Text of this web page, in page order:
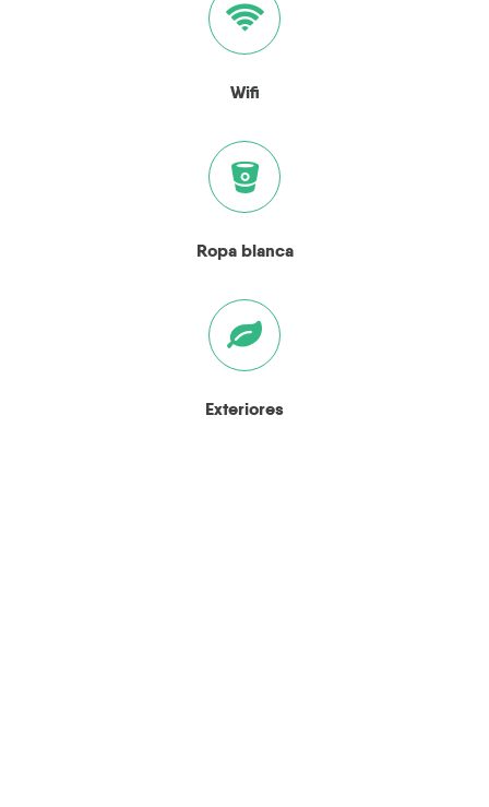
Wifi
Ropa blanca
Exteriores